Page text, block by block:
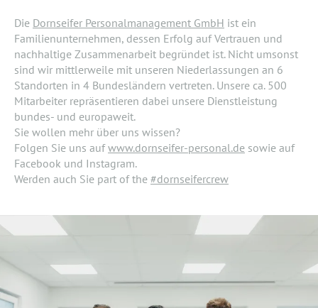
Die Dornseifer Personalmanagement GmbH ist ein
Familienunternehmen, dessen Erfolg auf Vertrauen und
nachhaltige Zusammenarbeit begründet ist. Nicht umsonst
sind wir mittlerweile mit unseren Niederlassungen an 6
Standorten in 4 Bundesländern vertreten. Unsere ca. 500
Mitarbeiter repräsentieren dabei unsere Dienstleistung
bundes- und europaweit.
Sie wollen mehr über uns wissen?
Folgen Sie uns aufwww.dornseifer-personal.de sowie auf
Facebook und Instagram.
Werden auch Sie part of the #dornseifercrew